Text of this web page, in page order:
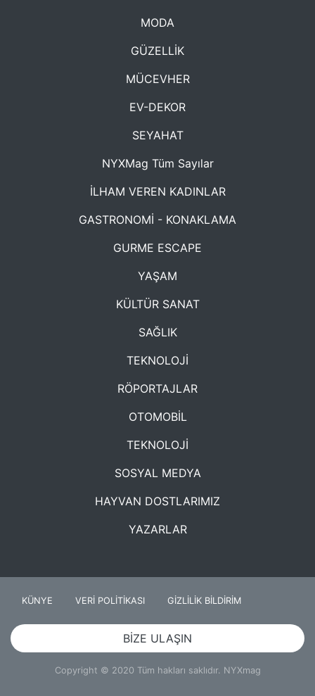
MODA
GÜZELLİK
MÜCEVHER
EV-DEKOR
SEYAHAT
NYXMag Tüm Sayılar
İLHAM VEREN KADINLAR
GASTRONOMİ - KONAKLAMA
GURME ESCAPE
YAŞAM
KÜLTÜR SANAT
SAĞLIK
TEKNOLOJİ
RÖPORTAJLAR
OTOMOBİL
TEKNOLOJİ
SOSYAL MEDYA
HAYVAN DOSTLARIMIZ
YAZARLAR
KÜNYE VERİ POLİTİKASI GİZLİLİK BİLDİRİM
BİZE ULAŞIN
Copyright © 2020 Tüm hakları saklıdır. NYXmag